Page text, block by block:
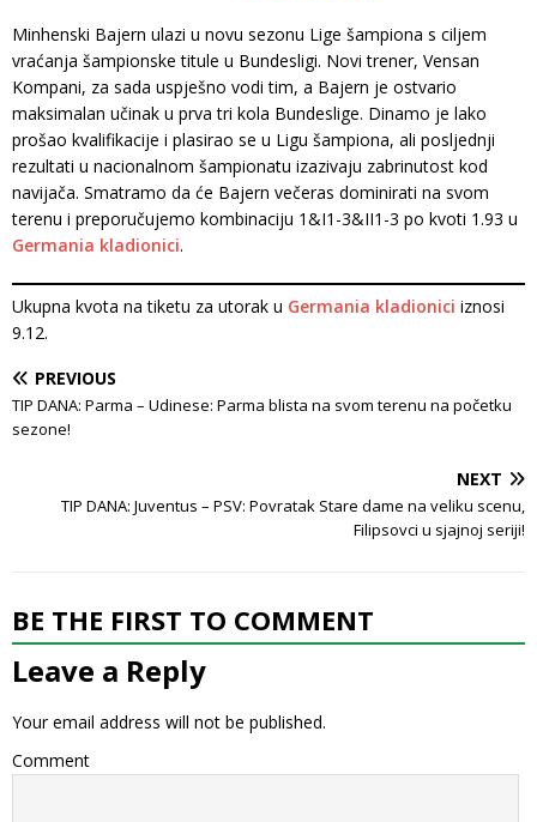
Minhenski Bajern ulazi u novu sezonu Lige šampiona s ciljem
vraćanja šampionske titule u Bundesligi. Novi trener, Vensan
Kompani, za sada uspješno vodi tim, a Bajern je ostvario
maksimalan učinak u prva tri kola Bundeslige. Dinamo je lako
prošao kvalifikacije i plasirao se u Ligu šampiona, ali posljednji
rezultati u nacionalnom šampionatu izazivaju zabrinutost kod
navijača. Smatramo da će Bajern večeras dominirati na svom
terenu i preporučujemo kombinaciju 1&I1-3&II1-3 po kvoti 1.93 u
Germania kladionici.
Ukupna kvota na tiketu za utorak u Germania kladionici iznosi
9.12.
PREVIOUS
TIP DANA: Parma – Udinese: Parma blista na svom terenu na početku
sezone!
NEXT
TIP DANA: Juventus – PSV: Povratak Stare dame na veliku scenu,
Filipsovci u sjajnoj seriji!
BE THE FIRST TO COMMENT
Leave a Reply
Your email address will not be published.
Comment